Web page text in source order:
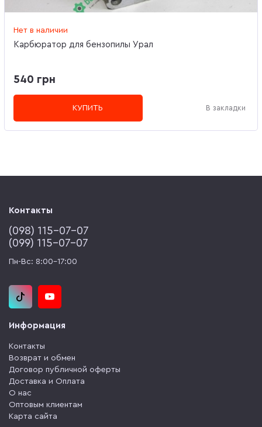
Нет в наличии
Карбюратор для бензопилы Урал
540 грн
КУПИТЬ В закладки
Контакты
(‎098) 115-07-07
(‎099) 115-07-07
Пн-Вс: 8:00-17:00
Информация
Контакты
Возврат и обмен
Договор публичной оферты
Доставка и Оплата
О нас
Оптовым клиентам
Карта сайта